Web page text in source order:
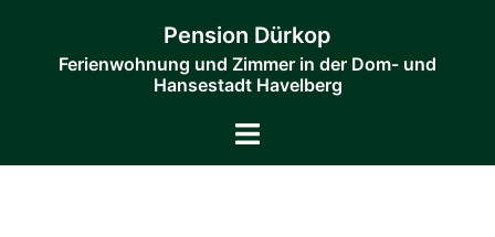
springen
Pension Dürkop
Ferienwohnung und Zimmer in der Dom- und
Hansestadt Havelberg
Menü